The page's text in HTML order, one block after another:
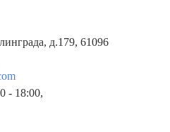
д.179, 61096
- 18:00,